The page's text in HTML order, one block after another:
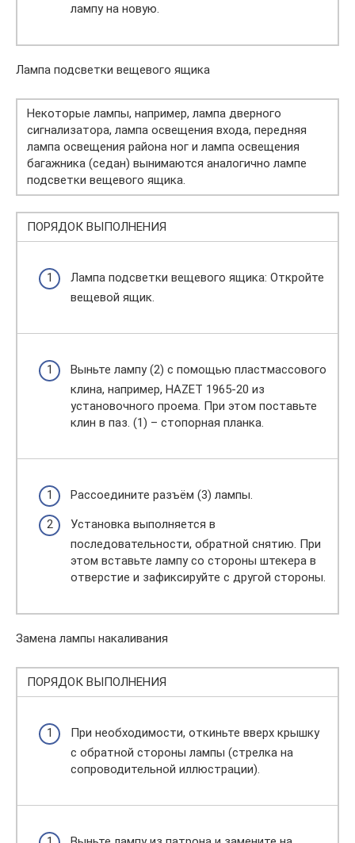
лампу на новую.
Лампа подсветки вещевого ящика
Некоторые лампы, например, лампа дверного
сигнализатора, лампа освещения входа, передняя
лампа освещения района ног и лампа освещения
багажника (седан) вынимаются аналогично лампе
подсветки вещевого ящика.
ПОРЯДОК ВЫПОЛНЕНИЯ
Лампа подсветки вещевого ящика: Откройте
вещевой ящик.
Выньте лампу (2) с помощью пластмассового
клина, например, HAZET 1965-20 из
установочного проема. При этом поставьте
клин в паз. (1) – стопорная планка.
Рассоедините разъём (3) лампы.
Установка выполняется в
последовательности, обратной снятию. При
этом вставьте лампу со стороны штекера в
отверстие и зафиксируйте с другой стороны.
Замена лампы накаливания
ПОРЯДОК ВЫПОЛНЕНИЯ
При необходимости, откиньте вверх крышку
с обратной стороны лампы (стрелка на
сопроводительной иллюстрации).